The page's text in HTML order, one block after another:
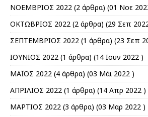
ΝΟΕΜΒΡΙΟΣ 2022 (2 άρθρα) (01 Νοε
ΟΚΤΩΒΡΙΟΣ 2022 (2 άρθρα) (29 Σεπ
ΣΕΠΤΕΜΒΡΙΟΣ 2022 (1 άρθρα) (23 Σεπ
ΙΟΥΝΙΟΣ 2022 (1 άρθρα) (14 Ιουν 2022 )
ΜΑΪΟΣ 2022 (4 άρθρα) (03 Μάι 2022 )
ΑΠΡΙΛΙΟΣ 2022 (1 άρθρα) (14 Απρ 2022 )
ΜΑΡΤΙΟΣ 2022 (3 άρθρα) (03 Μαρ 2022 )